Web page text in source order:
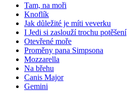
Tam, na moři
Knoflík
Jak důležité je míti veverku
I Jedi si zaslouží trochu potěšení
Otevřené moře
Proměny pana Simpsona
Mozzarella
Na břehu
Canis Major
Gemini